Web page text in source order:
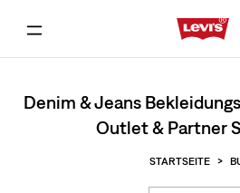
Denim & Jeans
Outlet & Partner
STARTSEITE >